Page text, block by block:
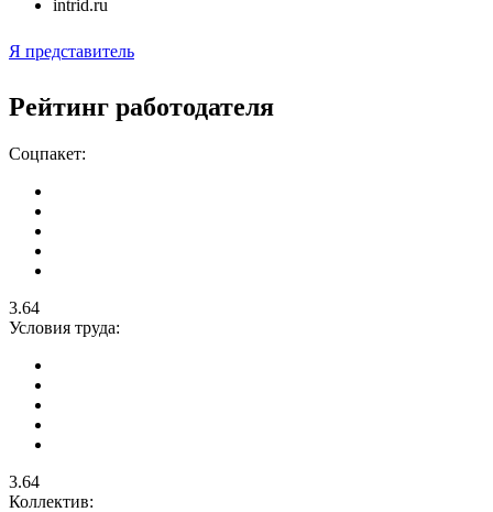
intrid.ru
Я представитель
Рейтинг работодателя
Соцпакет:
3.64
Условия труда:
3.64
Коллектив: